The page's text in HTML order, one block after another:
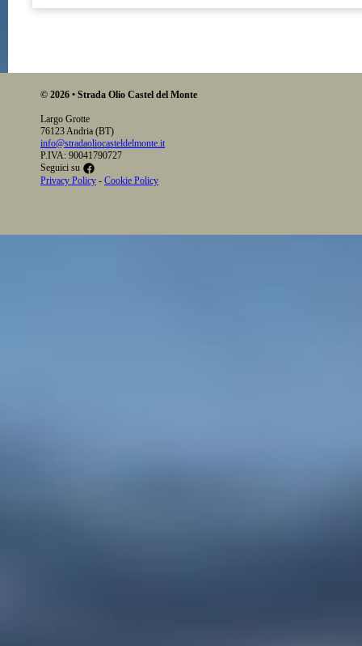
© 2026 • Strada Olio Castel del Monte
Largo Grotte
76123 Andria (BT)
info@stradaoliocasteldelmonte.it
P.IVA: 90041790727
Seguici su
Privacy Policy - Cookie Policy